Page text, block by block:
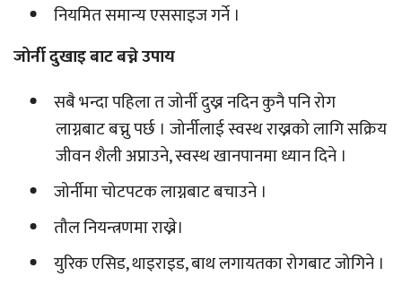
नियमित समान्य एससाइज गर्ने ।
जोर्नी दुखाइ बाट बच्ने उपाय
सबै भन्दा पहिला त जोर्नी दुख्न नदिन कुनै पनि रोग
लाग्नबाट बच्नु पर्छ । जोर्नीलाई स्वस्थ राख्नको लागि सक्रिय
जीवन शैली अप्नाउने, स्वस्थ खानपानमा ध्यान दिने ।
जोर्नीमा चोटपटक लाग्नबाट बचाउने ।
तौल नियन्त्रणमा राख्ने।
युरिक एसिड, थाइराइड, बाथ लगायतका रोगबाट जोगिने ।